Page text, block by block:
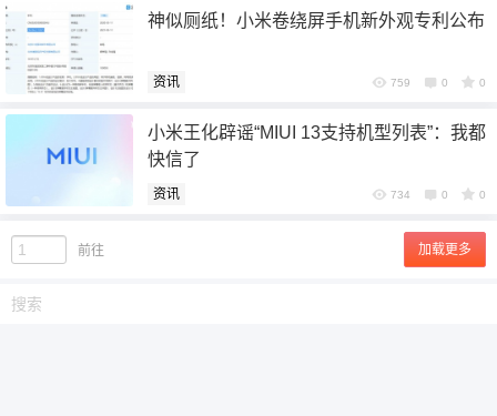
神似厕纸！小米卷绕屏手机新外观专利公布
资讯 759 0 0
小米王化辟谣“MIUI 13支持机型列表”：我都
快信了
资讯 734 0 0
前往 加载更多